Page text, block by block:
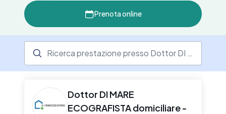
Prenota online
Dottor DI MARE
ECOGRAFISTA domiciliare -